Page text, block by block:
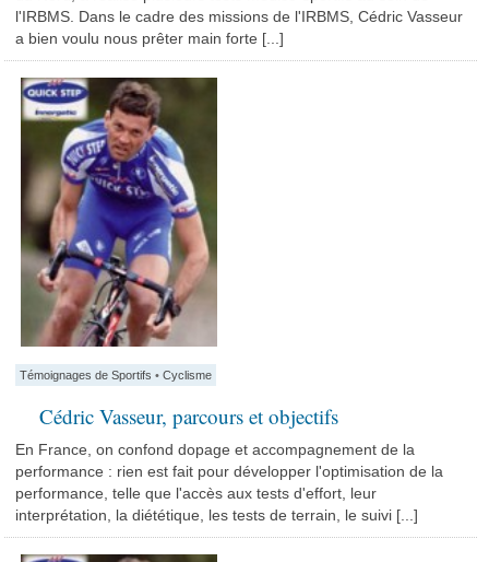
l'IRBMS. Dans le cadre des missions de l'IRBMS, Cédric Vasseur
a bien voulu nous prêter main forte [...]
Témoignages de Sportifs •Cyclisme
Cédric Vasseur, parcours et objectifs
En France, on confond dopage et accompagnement de la
performance : rien est fait pour développer l'optimisation de la
performance, telle que l'accès aux tests d'effort, leur
interprétation, la diététique, les tests de terrain, le suivi [...]